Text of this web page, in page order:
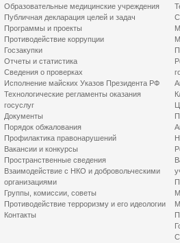
Образовательные медицинские учреждения
Публичная декларация целей и задач
Программы и проекты
Противодействие коррупции
Госзакупки
Отчеты и статистика
Сведения о проверках
Исполнение майских Указов Президента РФ
Технологические регламенты оказания
госуслуг
Документы
Порядок обжалования
Профилактика правонарушений
Вакансии и конкурсы
Пространственные сведения
Взаимодействие с НКО и добровольческими
организациями
Группы, комиссии, советы
Противодействие терроризму и его идеологии
Контакты